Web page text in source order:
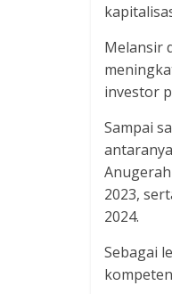
Melansir
investor
Sampai
2023,
2024.
Sebagai